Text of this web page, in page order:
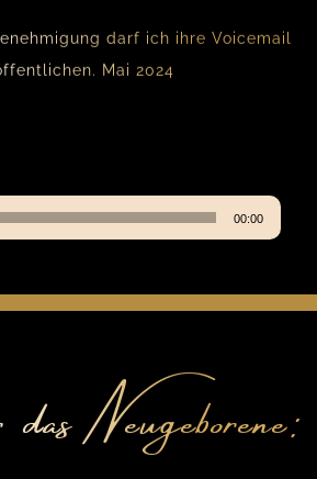
darf ich ihre Voicemail
Mai 2024
00:00
Neugeborene: